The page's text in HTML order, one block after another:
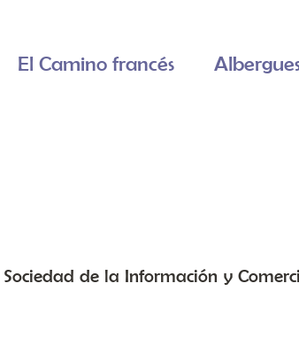
El Camino francés
de la Información y